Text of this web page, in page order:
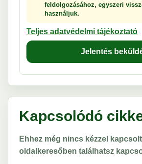
feldolgozásához, egyszeri
használjuk.
Teljes adatvédelmi tájékoztató
Jelentés
Kapcsolódó
Ehhez még nincs kézzel
oldalkeresőben találhatsz